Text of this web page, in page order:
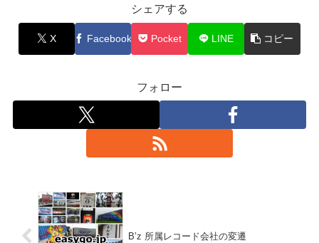
シェアする
X Facebook Pocket LINE コピー
フォロー
B’z 所属レコード会社の変遷